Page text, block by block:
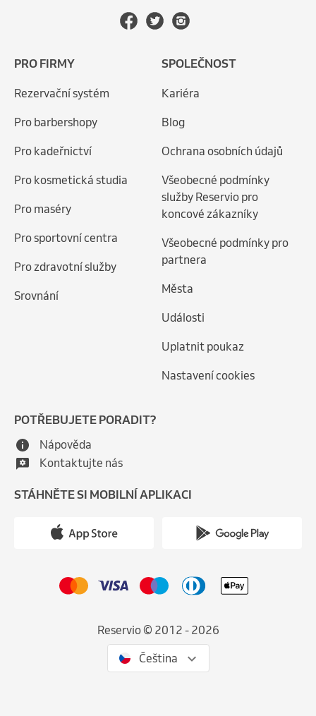
PRO FIRMY
Rezervační systém
Pro barbershopy
Pro kadeřnictví
Pro kosmetická studia
Pro maséry
Pro sportovní centra
Pro zdravotní služby
Srovnání
SPOLEČNOST
Kariéra
Blog
Ochrana osobních údajů
Všeobecné podmínky
služby Reservio pro
koncové zákazníky
Všeobecné podmínky pro
partnera
Města
Události
Uplatnit poukaz
Nastavení cookies
POTŘEBUJETE PORADIT?
Nápověda
Kontaktujte nás
STÁHNĚTE SI MOBILNÍ APLIKACI
Reservio © 2012 - 2026
Čeština